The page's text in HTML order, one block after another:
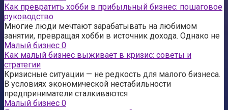
Как превратить хобби в прибыльный бизнес: пошаговое
руководство
Многие люди мечтают зарабатывать на любимом
занятии, превращая хобби в источник дохода. Однако не
Малый бизнес 0
Как малый бизнес выживает в кризис: советы и
стратегии
Кризисные ситуации — не редкость для малого бизнеса.
В условиях экономической нестабильности
предприниматели сталкиваются
Малый бизнес 0